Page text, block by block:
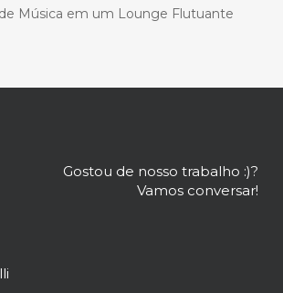
Música em um Lounge Flutuante
Gostou de nosso trabalho :)?
Vamos conversar!